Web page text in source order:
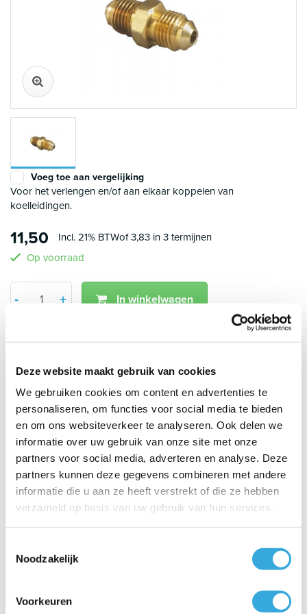
Deze website maakt gebruik van cookies
We gebruiken cookies om content en advertenties te
personaliseren, om functies voor social media te bieden
en om ons websiteverkeer te analyseren. Ook delen we
informatie over uw gebruik van onze site met onze
partners voor social media, adverteren en analyse. Deze
partners kunnen deze gegevens combineren met andere
informatie die u aan ze heeft verstrekt of die ze hebben
verzameld op basis van uw gebruik van hun services.
Noodzakelijk
Voorkeuren
Voeg toe aan vergelijking
Voor het verlengen en/of aan elkaar koppelen van
koelleidingen.
11,50 Incl. 21% BTWof 3,83 in 3 termijnen
Op voorraad
-
Min 1
Aantal
+
In winkelwagen
Voor 15:00 uur besteld, dezelfde werkdag verzonden
Betaal veilig en snel met o.a.:
Klantbeoordelingen
8.9/10 (1790 beoordelingen)
4.5/5
John , Losser
23 december 2025
beschadigd. Mail met foto gestuurd...